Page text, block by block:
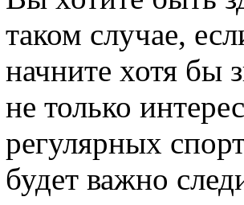
таком случае,
начните хотя бы
не только
регулярных
будет важно